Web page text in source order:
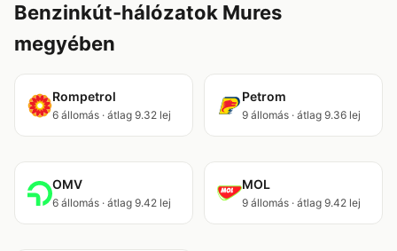
Benzinkút-hálózatok Mures
megyében
Rompetrol
6 állomás · átlag 9.32 lej
Petrom
9 állomás · átlag 9.36 lej
OMV
6 állomás · átlag 9.42 lej
MOL
9 állomás · átlag 9.42 lej